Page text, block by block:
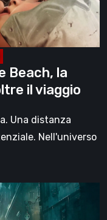
Beach, la
il viaggio
Una distanza
Nell'universo